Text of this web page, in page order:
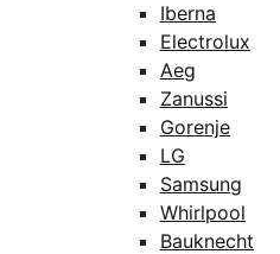
Iberna
Electrolux
Aeg
Zanussi
Gorenje
LG
Samsung
Whirlpool
Bauknecht